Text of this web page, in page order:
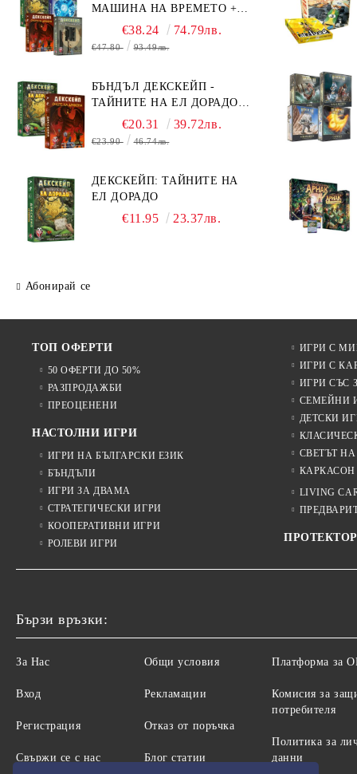
МАШИНА НА ВРЕМЕТО +
БЯГСТВО ОТ АЛКАТРАЗ +
ТАЙНИТЕ НА ЕЛ ДОРАДО +
€38.24 74.79лв.
€47.80 93.49лв.
БЪНДЪЛ ДЕКСКЕЙП -
ТАЙНИТЕ НА ЕЛ ДОРАДО +
ОЧИТЕ НА ДРАКОНА
€20.31 39.72лв.
€23.90 46.74лв.
ДЕКСКЕЙП: ТАЙНИТЕ НА
ЕЛ ДОРАДО
€11.95 23.37лв.
Абонирай се
ТОП ОФЕРТИ
50 ОФЕРТИ ДО 50%
РАЗПРОДАЖБИ
ПРЕОЦЕНЕНИ
НАСТОЛНИ ИГРИ
ИГРИ НА БЪЛГАРСКИ ЕЗИК
БЪНДЪЛИ
ИГРИ ЗА ДВАМА
СТРАТЕГИЧЕСКИ ИГРИ
КООПЕРАТИВНИ ИГРИ
РОЛЕВИ ИГРИ
ИГРИ С
ИГРИ С
ИГРИ СЪС
СЕМЕЙНИ
ДЕТСКИ
СВЕТЪТ
КАРКАСОН
LIVING
Бързи връзки:
За Нас
Вход
Регистрация
Свържи се с нас
Общи условия
Рекламации
Отказ от поръчка
Блог статии
Платформа за
Комисия за
потребителя
Политика за
данни